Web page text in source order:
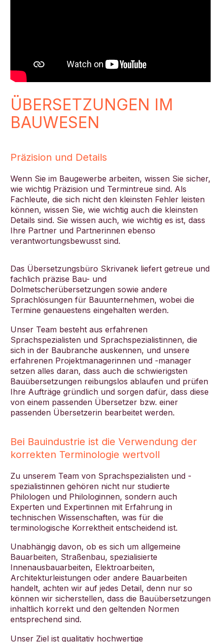
ÜBERSETZUNGEN IM
BAUWESEN
Präzision und Details
Wenn Sie im Baugewerbe arbeiten, wissen Sie sicher,
wie wichtig Präzision und Termintreue sind. Als
Fachleute, die sich nicht den kleinsten Fehler leisten
können, wissen Sie, wie wichtig auch die kleinsten
Details sind. Sie wissen auch, wie wichtig es ist, dass
Ihre Partner und Partnerinnen ebenso
verantwortungsbewusst sind.
Das Übersetzungsbüro Skrivanek liefert getreue und
fachlich präzise Bau- und
Dolmetscherübersetzungen sowie andere
Sprachlösungen für Bauunternehmen, wobei die
Termine genauestens eingehalten werden.
Unser Team besteht aus erfahrenen
Sprachspezialisten und Sprachspezialistinnen, die
sich in der Baubranche auskennen, und unsere
erfahrenen Projektmanagerinnen und -manager
setzen alles daran, dass auch die schwierigsten
Bauübersetzungen reibungslos ablaufen und prüfen
Ihre Aufträge gründlich und sorgen dafür, dass diese
von einem passenden Übersetzer bzw. einer
passenden Übersetzerin bearbeitet werden.
Bei Bauindustrie ist die Verwendung der
korrekten Terminologie wertvoll
Zu unserem Team von Sprachspezialisten und -
spezialistinnen gehören nicht nur studierte
Philologen und Philologinnen, sondern auch
Experten und Expertinnen mit Erfahrung in
technischen Wissenschaften, was für die
terminologische Korrektheit entscheidend ist.
Unabhängig davon, ob es sich um allgemeine
Bauarbeiten, Straßenbau, spezialisierte
Innenausbauarbeiten, Elektroarbeiten,
Architekturleistungen oder andere Bauarbeiten
handelt, achten wir auf jedes Detail, denn nur so
können wir sicherstellen, dass die Bauübersetzungen
inhaltlich korrekt und den geltenden Normen
entsprechend sind.
Unser Ziel ist qualitativ hochwertige